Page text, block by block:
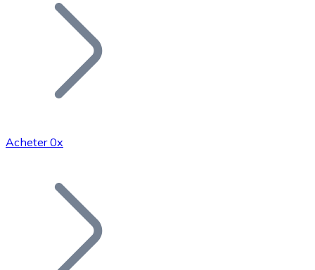
Ajoutez le token de votre projet à notre service
Bitcoin
Acheter 0x